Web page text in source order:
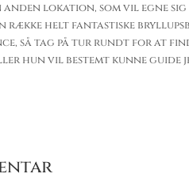
lokation, som vil egne
helt fantastiske
så tag på tur rundt for at
hun vil bestemt kunne guide